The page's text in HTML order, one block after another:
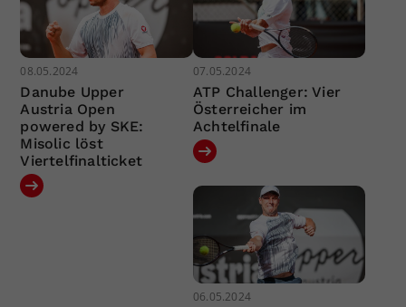
08.05.2024
Danube Upper
Austria Open
powered by SKE:
Misolic löst
Viertelfinalticket
07.05.2024
ATP Challenger: Vier
Österreicher im
Achtelfinale
06.05.2024